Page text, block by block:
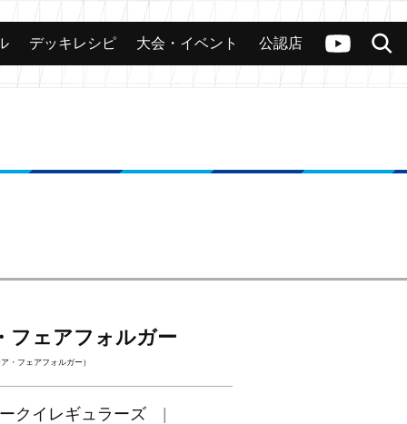
ヴァンガードch
検索
カード 大会 公認店舗 その他
デッキレシピ 大会・イベント 公認店
フェアフォルガー
ア・フェアフォルガー）
クイレギュラーズ